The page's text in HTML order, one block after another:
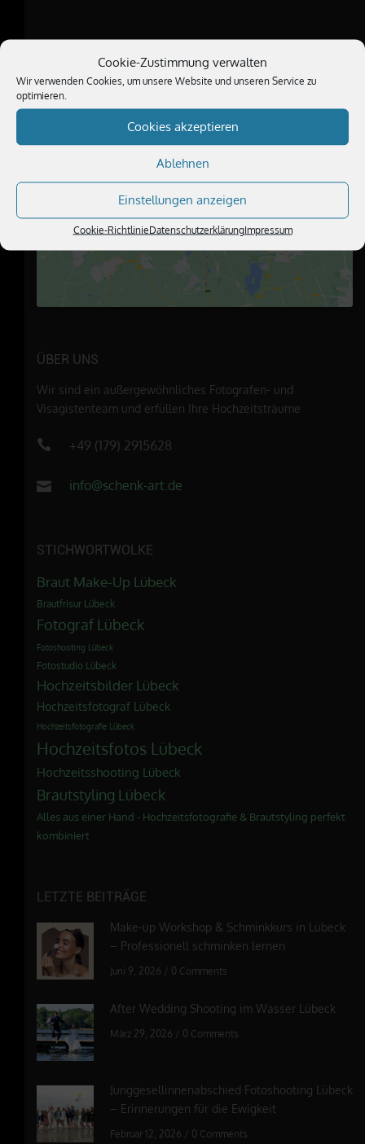
Cookie-Zustimmung verwalten
Wir verwenden Cookies, um unsere Website und unseren Service zu
optimieren.
Cookies akzeptieren
Ablehnen
Einstellungen anzeigen
Cookie-RichtlinieDatenschutzerklärungImpressum
BESUCHE UNS
akzeptieren und diesen Inhalt zu
ÜBER UNS
Wir sind ein außergewöhnliches Fotografen- und
Visagistenteam und erfüllen Ihre Hochzeitsträume
+49 (179) 2915628
info@schenk-art.de
STICHWORTWOLKE
Braut Make-Up Lübeck
Brautfrisur Lübeck
Fotograf Lübeck
Fotoshooting Lübeck
Fotostudio Lübeck
Hochzeitsbilder Lübeck
Hochzeitsfotograf Lübeck
Hochzeitsfotografie Lübeck
Hochzeitsfotos Lübeck
Hochzeitsshooting Lübeck
Brautstyling Lübeck
Alles aus einer Hand - Hochzeitsfotografie & Brautstyling perfekt
kombiniert
LETZTE BEITRÄGE
Make-up Workshop & Schminkkurs in Lübeck
– Professionell schminken lernen
Juni 9, 2026 / 0 Comments
After Wedding Shooting im Wasser Lübeck
März 29, 2026 / 0 Comments
Junggesellinnenabschied Fotoshooting Lübeck
– Erinnerungen für die Ewigkeit
Februar 12, 2026 / 0 Comments